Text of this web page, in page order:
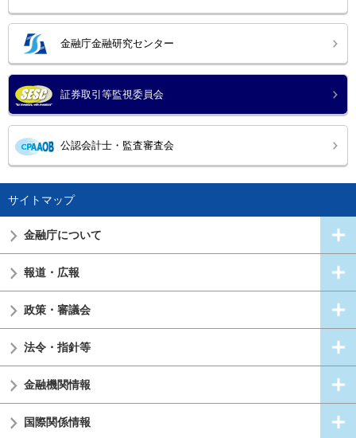
金融庁金融研究センター
証券取引等監視委員会
公認会計士・監査審査会
サイトマップ
金融庁について
報道・広報
政策・審議会
法令・指針等
金融機関情報
国際関係情報